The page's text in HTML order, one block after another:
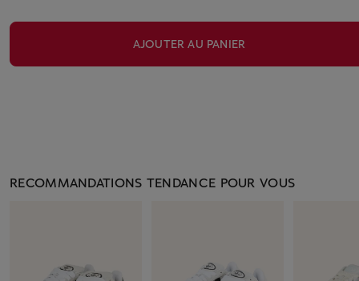
AJOUTER AU PANIER
RECOMMANDATIONS TENDANCE POUR VOUS